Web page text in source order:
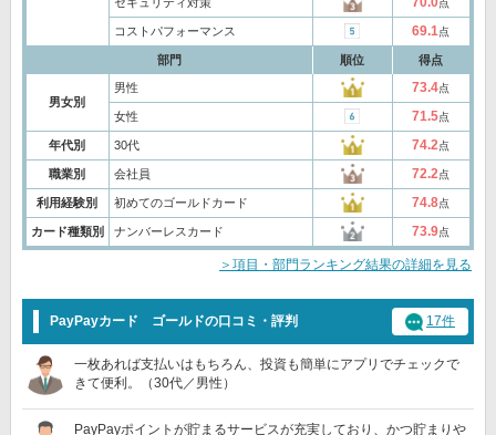
点
コストパフォーマンス 69.1点
部門 順位 得点
男女別
男性 73.4点
女性 71.5点
年代別 30代 74.2点
職業別 会社員 72.2点
利用経験別 初めてのゴールドカード 74.8点
カード種類別 ナンバーレスカード 73.9点
＞項目・部門ランキング結果の詳細を見る
PayPayカード ゴールドの口コミ・評判 17件
一枚あれば支払いはもちろん、投資も簡単にアプリでチェックで
きて便利。（30代／男性）
PayPayポイントが貯まるサービスが充実しており、かつ貯まりや